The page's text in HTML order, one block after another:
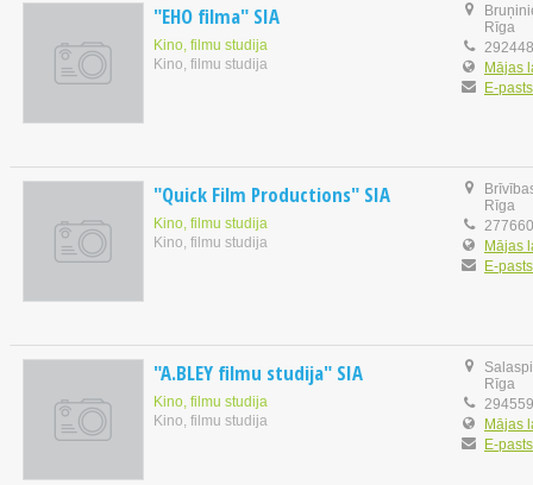
"EHO filma" SIA
Kino, filmu studija
Kino, filmu studija
Rīga
Mājas
E-pasts
"Quick Film Productions" SIA
Kino, filmu studija
Kino, filmu studija
Rīga
Mājas
E-pasts
"A.BLEY filmu studija" SIA
Kino, filmu studija
Kino, filmu studija
Rīga
Mājas
E-pasts